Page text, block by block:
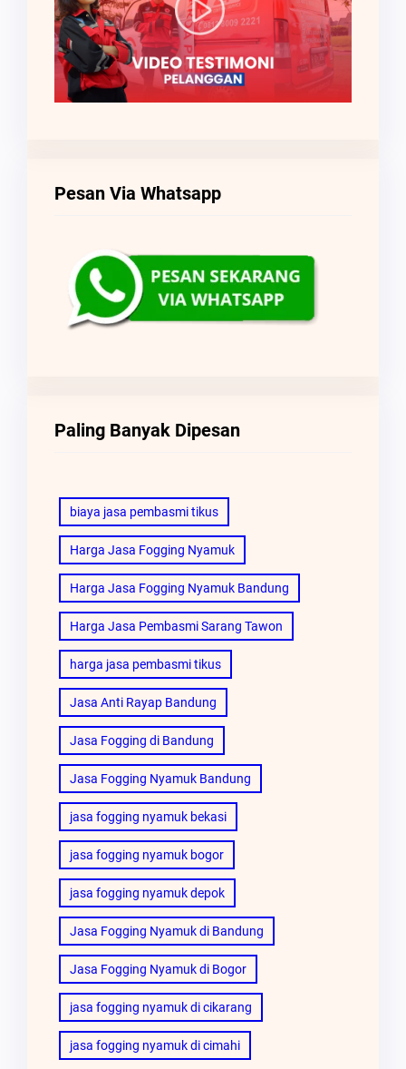
Pesan Via Whatsapp
Paling Banyak Dipesan
biaya jasa pembasmi tikus
Harga Jasa Fogging Nyamuk
Harga Jasa Fogging Nyamuk Bandung
Harga Jasa Pembasmi Sarang Tawon
harga jasa pembasmi tikus
Jasa Anti Rayap Bandung
Jasa Fogging di Bandung
Jasa Fogging Nyamuk Bandung
jasa fogging nyamuk bekasi
jasa fogging nyamuk bogor
jasa fogging nyamuk depok
Jasa Fogging Nyamuk di Bandung
Jasa Fogging Nyamuk di Bogor
jasa fogging nyamuk di cikarang
jasa fogging nyamuk di cimahi